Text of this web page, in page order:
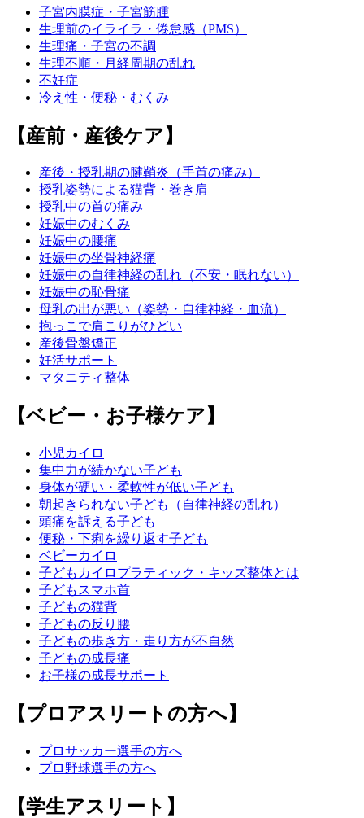
子宮内膜症・子宮筋腫
生理前のイライラ・倦怠感（PMS）
生理痛・子宮の不調
生理不順・月経周期の乱れ
不妊症
冷え性・便秘・むくみ
【産前・産後ケア】
産後・授乳期の腱鞘炎（手首の痛み）
授乳姿勢による猫背・巻き肩
授乳中の首の痛み
妊娠中のむくみ
妊娠中の腰痛
妊娠中の坐骨神経痛
妊娠中の自律神経の乱れ（不安・眠れない）
妊娠中の恥骨痛
母乳の出が悪い（姿勢・自律神経・血流）
抱っこで肩こりがひどい
産後骨盤矯正
妊活サポート
マタニティ整体
【ベビー・お子様ケア】
小児カイロ
集中力が続かない子ども
身体が硬い・柔軟性が低い子ども
朝起きられない子ども（自律神経の乱れ）
頭痛を訴える子ども
便秘・下痢を繰り返す子ども
ベビーカイロ
子どもカイロプラティック・キッズ整体とは
子どもスマホ首
子どもの猫背
子どもの反り腰
子どもの歩き方・走り方が不自然
子どもの成長痛
お子様の成長サポート
【プロアスリートの方へ】
プロサッカー選手の方へ
プロ野球選手の方へ
【学生アスリート】